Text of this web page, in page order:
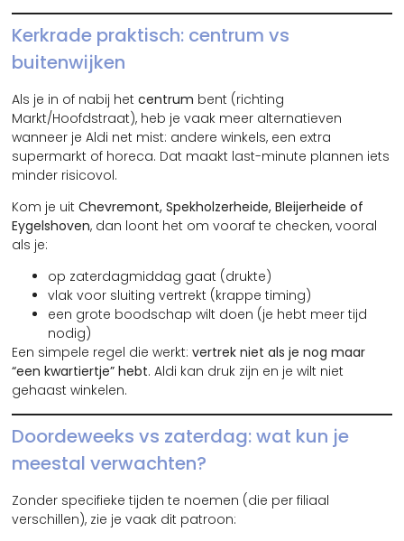
Kerkrade praktisch: centrum vs
buitenwijken
Als je in of nabij hetcentrum bent (richting
Markt/Hoofdstraat), heb je vaak meer alternatieven
wanneer je Aldi net mist: andere winkels, een extra
supermarkt of horeca. Dat maakt last-minute plannen iets
minder risicovol.
Kom je uitChevremont, Spekholzerheide, Bleijerheide of
Eygelshoven, dan loont het om vooraf te checken, vooral
als je:
op zaterdagmiddag gaat (drukte)
vlak voor sluiting vertrekt (krappe timing)
een grote boodschap wilt doen (je hebt meer tijd
nodig)
Een simpele regel die werkt:vertrek niet als je nog maar
“een kwartiertje” hebt. Aldi kan druk zijn en je wilt niet
gehaast winkelen.
Doordeweeks vs zaterdag: wat kun je
meestal verwachten?
Zonder specifieke tijden te noemen (die per filiaal
verschillen), zie je vaak dit patroon: